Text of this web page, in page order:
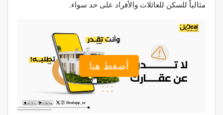
مثالياً للسكن للعائلات والأفراد على حد سواء.
أضغط هنا